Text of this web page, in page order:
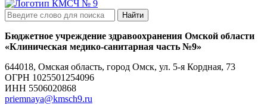
Найти
Бюджетное учреждение здравоохранения Омской области
«Клиническая медико-санитарная часть №9»
644018, Омская область, город Омск, ул. 5-я Кордная, 73
ОГРН 1025501254096
ИНН 5506020868
priemnaya@kmsch9.ru